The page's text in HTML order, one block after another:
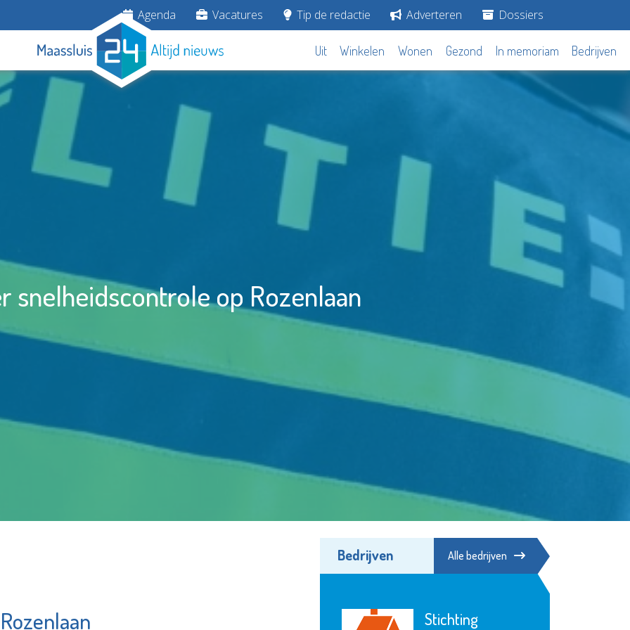
Agenda Vacatures Tip de redactie Adverteren Dossiers
Uit Winkelen Wonen Gezond In memoriam Bedrijven
snelheidscontrole op Rozenlaan
Bedrijven Alle bedrijven
Fonds Schiedam